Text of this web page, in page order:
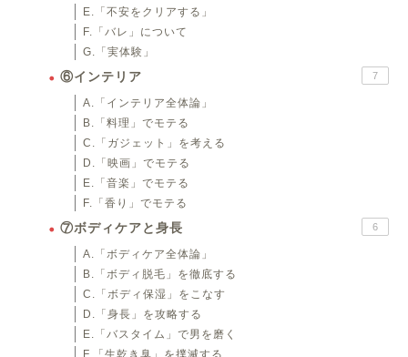
E.「不安をクリアする」
F.「バレ」について
G.「実体験」
⑥インテリア 7
A.「インテリア全体論」
B.「料理」でモテる
C.「ガジェット」を考える
D.「映画」でモテる
E.「音楽」でモテる
F.「香り」でモテる
⑦ボディケアと身長 6
A.「ボディケア全体論」
B.「ボディ脱毛」を徹底する
C.「ボディ保湿」をこなす
D.「身長」を攻略する
E.「バスタイム」で男を磨く
F.「生乾き臭」を撲滅する